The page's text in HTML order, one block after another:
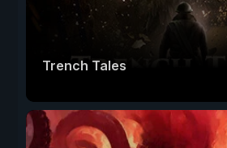
Trench Tales